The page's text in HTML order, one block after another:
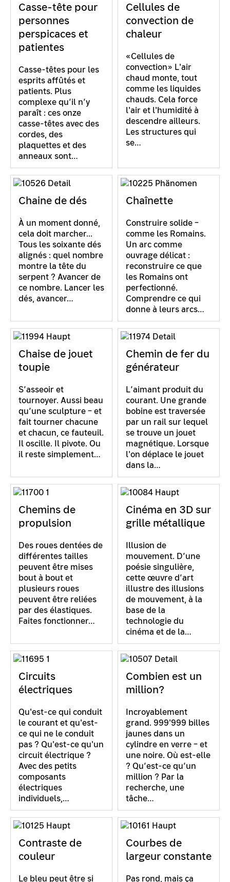
Casse-tête pour
personnes
perspicaces et
patientes
Casse-têtes pour les
esprits affûtés et
patients. Plus
complexe qu’il n’y
paraît : ces onze
casse-têtes avec des
cordes, des
plaquettes et des
anneaux sont…
Cellules de
convection de
chaleur
«Cellules de
convection» L'air
chaud monte, tout
comme les liquides
chauds. Cela force
l'air et l'humidité à
descendre ailleurs.
Les structures qui
se…
Chaine de dés
À un moment donné,
cela doit marcher...
Tous les soixante dés
alignés : quel nombre
montre la tête du
serpent ? Avancer de
ce nombre. Lancer les
dés, avancer…
Chaînette
Construire solide –
comme les Romains.
Un arc comme
ouvrage délicat :
reconstruire ce que
les Romains ont
perfectionné.
Comprendre ce qui
donne à leurs arcs…
Chaise de jouet
toupie
S’asseoir et
tournoyer. Aussi beau
qu’une sculpture – et
fait tourner chacune
et chacun, ce fauteuil.
Il oscille. Il pivote. Ou
il reste simplement…
Chemin de fer du
générateur
L’aimant produit du
courant. Une grande
bobine est traversée
par un rail sur lequel
se trouve un jouet
magnétique. Lorsque
l'on déplace le jouet
dans la…
Chemins de
propulsion
Des roues dentées de
différentes tailles
peuvent être mises
bout à bout et
plusieurs roues
peuvent être reliées
par des élastiques.
Faites fonctionner…
Cinéma en 3D sur
grille métallique
Illusion de
mouvement. D’une
poésie singulière,
cette œuvre d’art
illustre des illusions
de mouvement, à la
base de la
technologie du
cinéma et de la…
Circuits
électriques
Qu'est-ce qui conduit
le courant et qu'est-
ce qui ne le conduit
pas ? Qu'est-ce qu'un
circuit électrique ?
Avec des petits
composants
électriques
individuels,…
Combien est un
million?
Incroyablement
grand. 999'999 billes
jaunes dans un
cylindre en verre – et
une noire. Où est-elle
? Qu’est-ce qu’un
million ? Par la
recherche, une
tâche…
Contraste de
couleur
Le bleu peut être si
Courbes de
largeur constante
Pas rond, mais ça